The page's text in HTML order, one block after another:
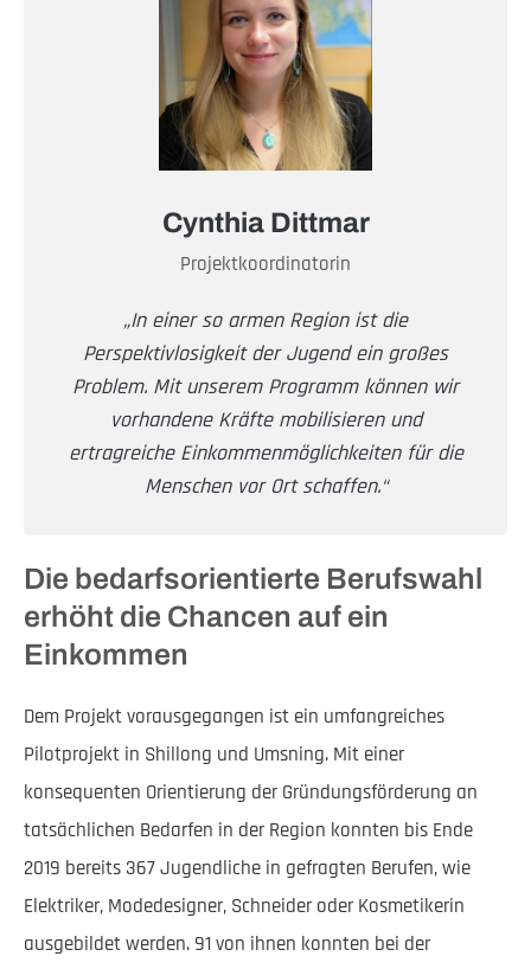
Cynthia Dittmar
Projektkoordinatorin
„In einer so armen Region ist die
Perspektivlosigkeit der Jugend ein großes
Problem. Mit unserem Programm können wir
vorhandene Kräfte mobilisieren und
ertragreiche Einkommenmöglichkeiten für die
Menschen vor Ort schaffen.“
Die bedarfsorientierte Berufswahl
erhöht die Chancen auf ein
Einkommen
Dem Projekt vorausgegangen ist ein umfangreiches
Pilotprojekt in Shillong und Umsning. Mit einer
konsequenten Orientierung der Gründungsförderung an
tatsächlichen Bedarfen in der Region konnten bis Ende
2019 bereits 367 Jugendliche in gefragten Berufen, wie
Elektriker, Modedesigner, Schneider oder Kosmetikerin
ausgebildet werden. 91 von ihnen konnten bei der